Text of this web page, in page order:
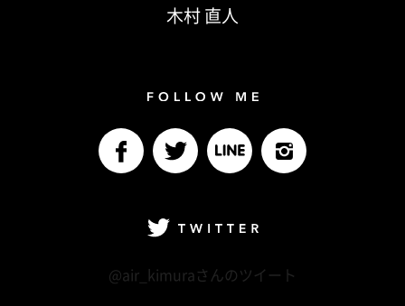
木村 直人
@air_kimuraさんのツイート